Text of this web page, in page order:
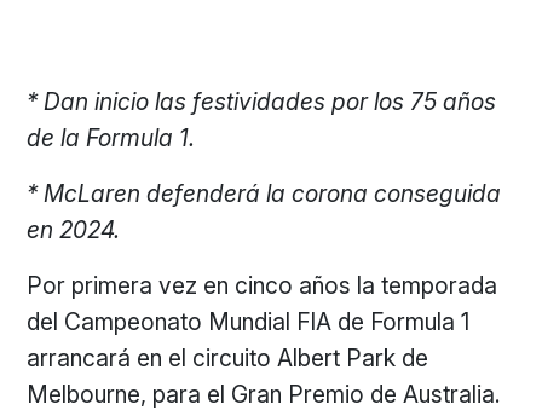
* Dan inicio las festividades por los 75 años
de la Formula 1.
* McLaren defenderá la corona conseguida
en 2024.
Por primera vez en cinco años la temporada
del Campeonato Mundial FIA de Formula 1
arrancará en el circuito Albert Park de
Melbourne, para el Gran Premio de Australia.